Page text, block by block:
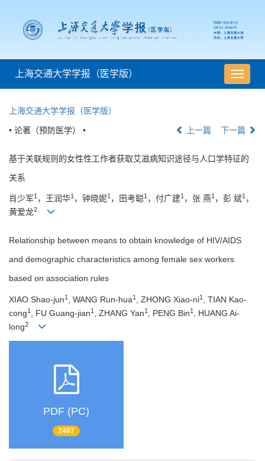
导
航
上海交通大学学报（医学版）
上海交通大学学报（医学版）
• 论著（预防医学） • 上一篇 下一篇
基于关联规则的女性性工作者获取艾滋病知识途径与人口学特征的
关系
肖少军1 ，王润华1 ，钟晓妮1 ，田考聪1 ，付广建1 ，张 燕1 ，彭 斌1 ，
黄爱龙2
Relationship between means to obtain knowledge of HIV/AIDS
and demographic characteristics among female sex workers
based on association rules
XIAO Shao-jun1 , WANG Run-hua1 , ZHONG Xiao-ni1
, TIAN Kao-
cong1 , FU Guang-jian1 , ZHANG Yan1 , PENG Bin1
, HUANG Ai-
long2
PDF (PC)
2487